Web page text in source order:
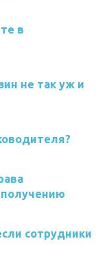
в
не так уж и
получению
сотрудники